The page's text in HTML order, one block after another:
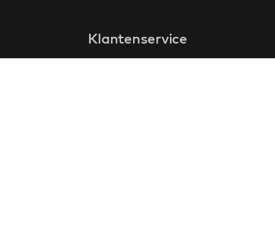
Klantenservice
faq